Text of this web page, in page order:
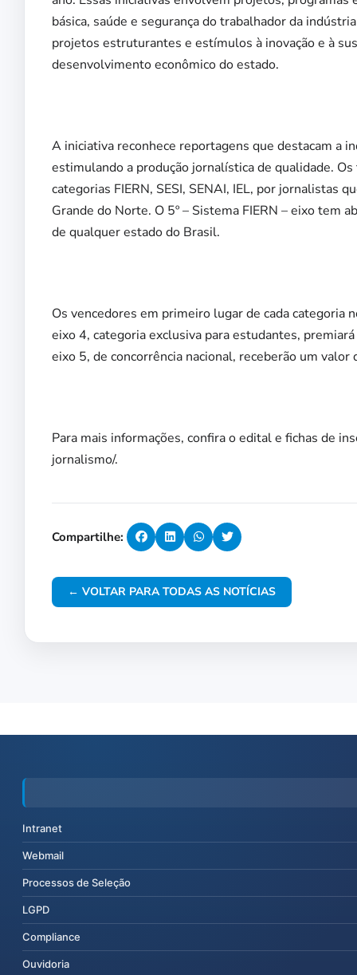
básica, saúde e segurança do trabalhador da
projetos estruturantes e estímulos à inovação e à
desenvolvimento econômico do estado.
A iniciativa reconhece reportagens que destacam a
estimulando a produção jornalística de qualidade.
categorias FIERN, SESI, SENAI, IEL, por jornalistas
Grande do Norte. O 5º – Sistema FIERN – eixo tem
de qualquer estado do Brasil.
Os vencedores em primeiro lugar de cada categoria
eixo 4, categoria exclusiva para estudantes,
eixo 5, de concorrência nacional, receberão um valor
Para mais informações, confira o edital e fichas de
jornalismo/.
Compartilhe:
← VOLTAR PARA TODAS AS NOTÍCIAS
Intranet
Webmail
Processos de Seleção
LGPD
Compliance
Ouvidoria